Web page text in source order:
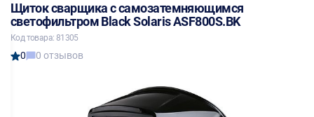
Щиток сварщика с самозатемняющимся
светофильтром Black Solaris ASF800S.BK
Код товара: 81305
0 0 отзывов